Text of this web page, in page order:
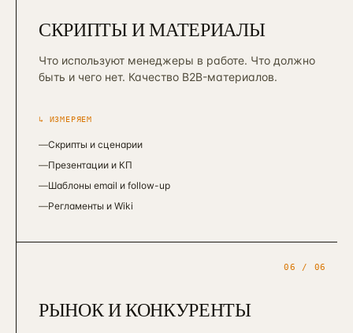
СКРИПТЫ И МАТЕРИАЛЫ
Что используют менеджеры в работе. Что должно
быть и чего нет. Качество B2B-материалов.
↳ ИЗМЕРЯЕМ
—Скрипты и сценарии
—Презентации и КП
—Шаблоны email и follow-up
—Регламенты и Wiki
06 / 06
РЫНОК И КОНКУРЕНТЫ